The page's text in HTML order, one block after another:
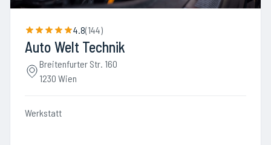
4.8(144)
Auto Welt Technik
Breitenfurter Str. 160
1230 Wien
Werkstatt